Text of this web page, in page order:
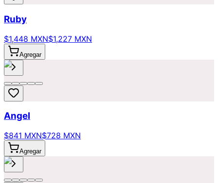
Ruby
$1,448 MXN$1,227 MXN
Agregar
Angel
$841 MXN$728 MXN
Agregar